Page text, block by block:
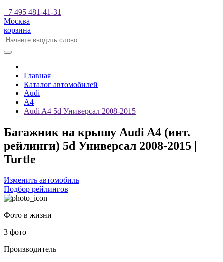
+7 495 481-41-31
Москва
корзина
Главная
Каталог автомобилей
Audi
A4
Audi A4 5d Универсал 2008-2015
Багажник на крышу Audi A4 (инт.
рейлинги) 5d Универсал 2008-2015 |
Turtle
Изменить автомобиль
Подбор рейлингов
Фото в жизни
3 фото
Производитель